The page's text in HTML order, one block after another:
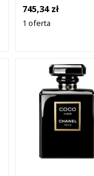
745,34 zł
1 oferta